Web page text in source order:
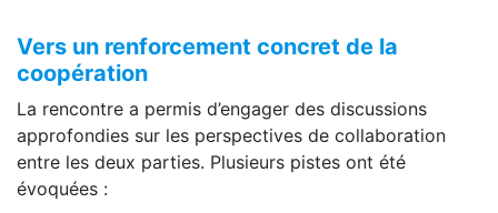
Vers un renforcement concret de la
coopération
La rencontre a permis d’engager des discussions
approfondies sur les perspectives de collaboration
entre les deux parties. Plusieurs pistes ont été
évoquées :